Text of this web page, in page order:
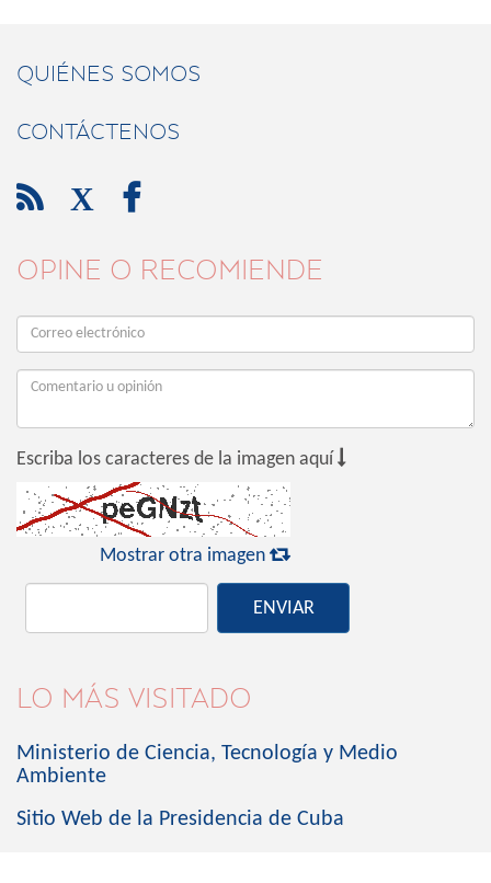
QUIÉNES SOMOS
CONTÁCTENOS
 X 
OPINE O RECOMIENDE
Escriba los caracteres de la imagen aquí 
Mostrar otra imagen 
ENVIAR
LO MÁS VISITADO
Ministerio de Ciencia, Tecnología y Medio
Ambiente
Sitio Web de la Presidencia de Cuba